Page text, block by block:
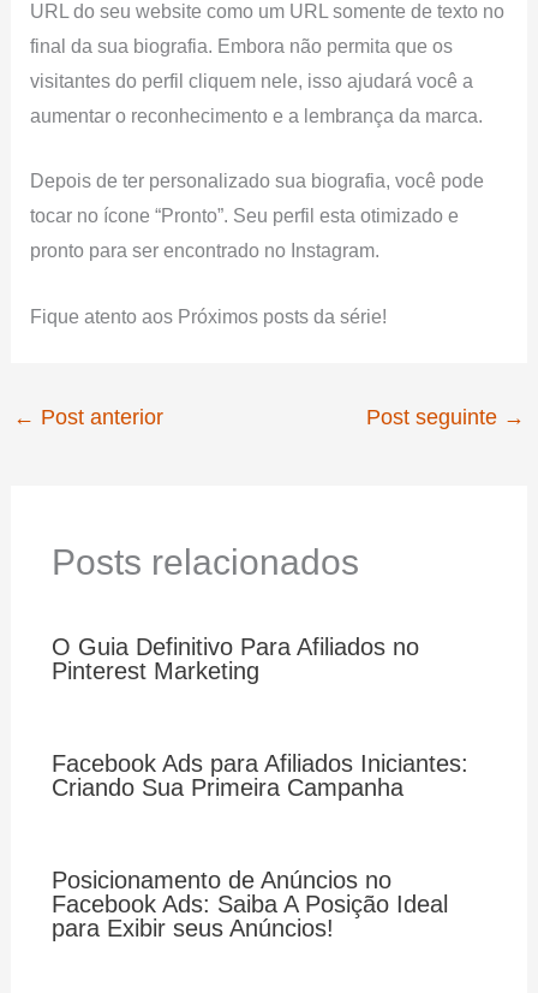
URL do seu website como um URL somente de texto no
final da sua biografia. Embora não permita que os
visitantes do perfil cliquem nele, isso ajudará você a
aumentar o reconhecimento e a lembrança da marca.
Depois de ter personalizado sua biografia, você pode
tocar no ícone “Pronto”. Seu perfil esta otimizado e
pronto para ser encontrado no Instagram.
Fique atento aos Próximos posts da série!
← Post anterior Post seguinte →
Posts relacionados
O Guia Definitivo Para Afiliados no
Pinterest Marketing
Facebook Ads para Afiliados Iniciantes:
Criando Sua Primeira Campanha
Posicionamento de Anúncios no
Facebook Ads: Saiba A Posição Ideal
para Exibir seus Anúncios!